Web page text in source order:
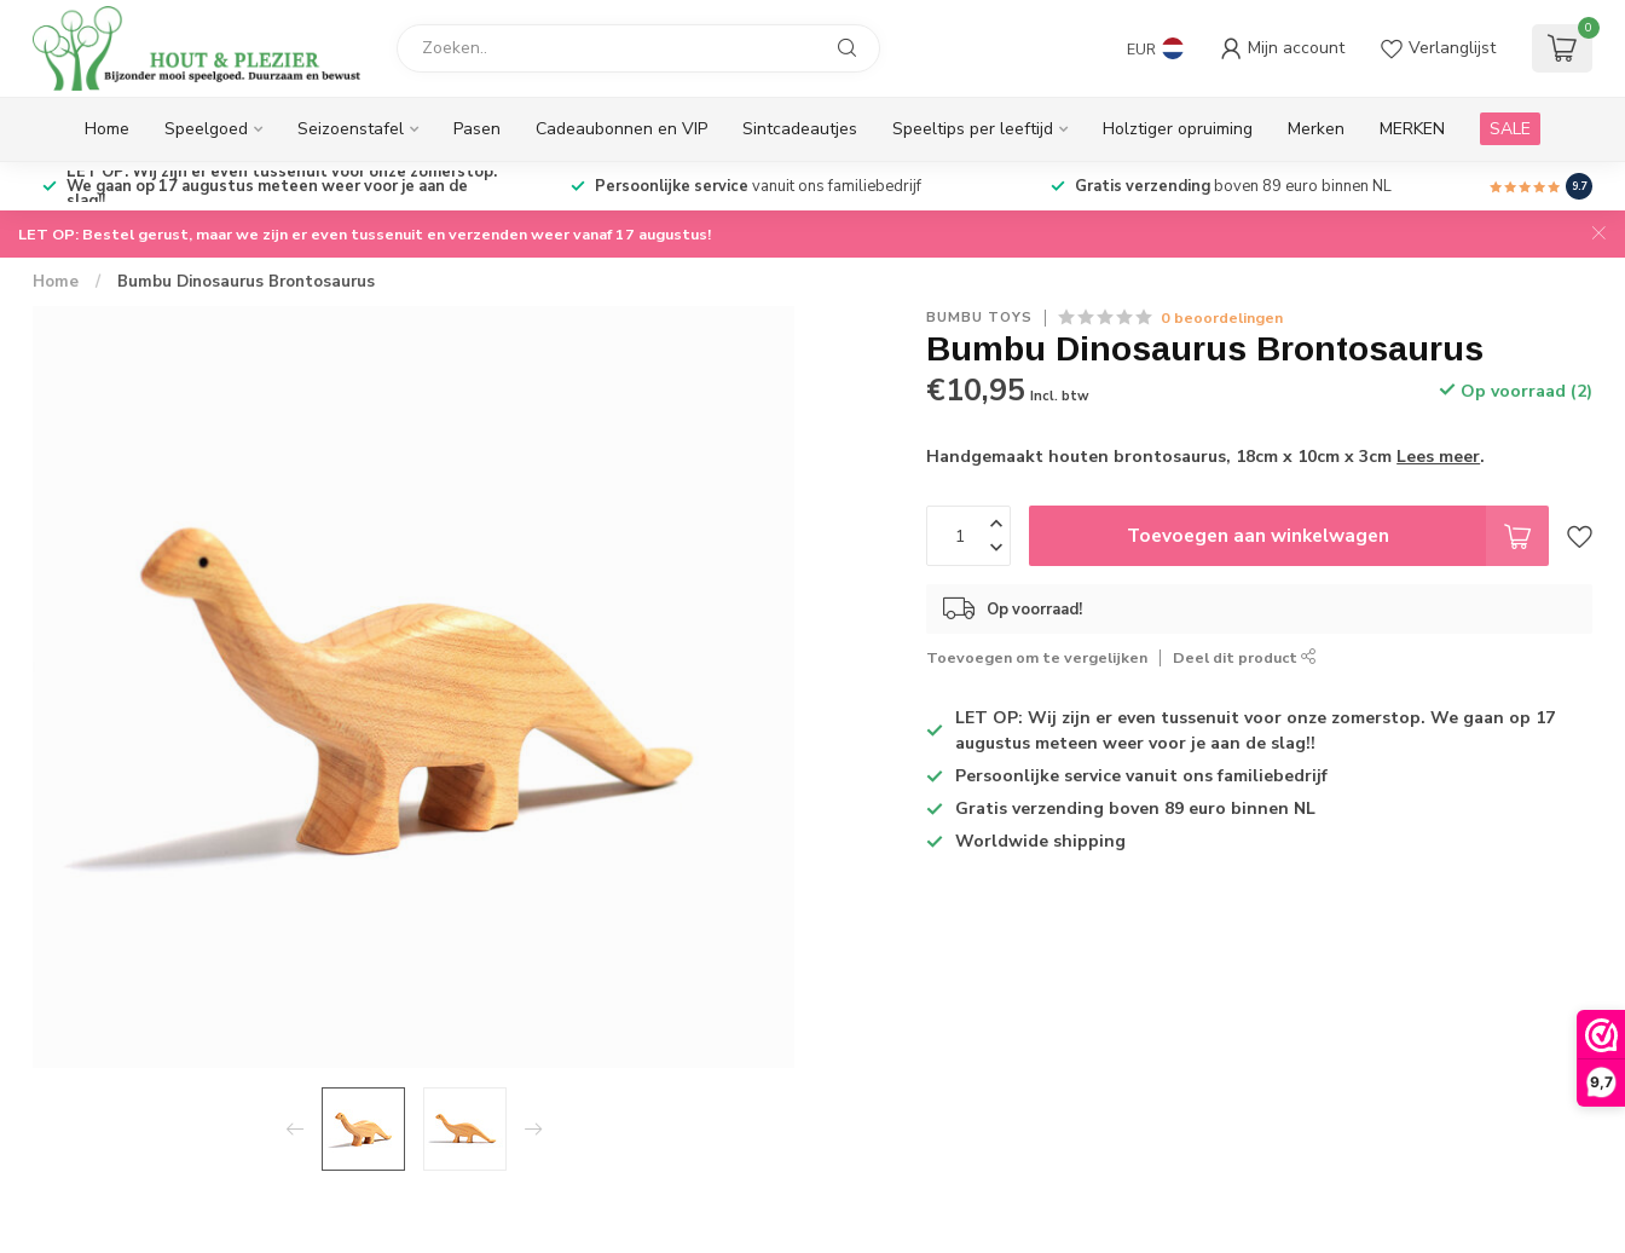
9,7
EUR Mijn account Verlanglijst
0
Home Speelgoed Seizoenstafel Pasen Cadeaubonnen en VIP Sintcadeautjes Speeltips per leeftijd Holztiger opruiming Merken MERKEN SALE
LET OP: Wij zijn er even tussenuit voor onze zomerstop.
We gaan op 17 augustus meteen weer voor je aan de
slag!!
Persoonlijke service vanuit ons familiebedrijf Gratis verzendingboven 89 euro binnen NL 9.7
LET OP: Bestel gerust, maar we zijn er even tussenuit en verzenden weer vanaf 17 augustus!
Home / Bumbu Dinosaurus Brontosaurus
BUMBU TOYS 0 beoordelingen
Bumbu Dinosaurus Brontosaurus
€10,95 Incl. btw Op voorraad (2)
Handgemaakt houten brontosaurus, 18cm x 10cm x 3cm Lees meer.
Toevoegen aan winkelwagen
Op voorraad!
Toevoegen om te vergelijken Deel dit product
LET OP: Wij zijn er even tussenuit voor onze zomerstop. We gaan op 17
augustus meteen weer voor je aan de slag!!
Persoonlijke service vanuit ons familiebedrijf
Gratis verzending boven 89 euro binnen NL
Worldwide shipping